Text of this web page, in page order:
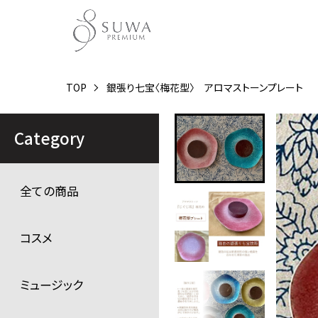
Category
全ての商品
コスメ
ミュージック
TOP 銀張り七宝〈梅花型〉 アロマストーンプレート